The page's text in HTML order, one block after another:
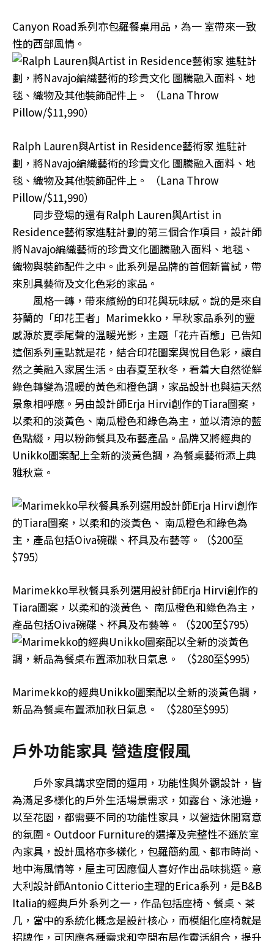
Canyon Road系列亦包羅餐桌用品，為一 室帶來一致
性的西部風情。
Ralph Lauren與Artist in Residence藝術家 進駐計
劃，將Navajo編織藝術的珍貴文化 圖騰融入面料、地
毯、織物及其他裝飾配件上。 （Lana Throw
Pillow/$11,990）
同步登場的還有Ralph Lauren與Artist in
Residence藝術家進駐計劃的第三個合作項目，設計師
將Navajo編織藝術的珍貴文化圖騰融入面料、地毯、
織物與裝飾配件之中。此系列是品牌的首個新嘗試，帶
來別具藝術及文化色彩的家品。
風格一轉，帶來繽紛的印花與玩味感。說的是來自
芬蘭的「印花王者」Marimekko，早秋家品系列的靈
感源於夏季尾聲的溫暖光影，主題「花卉百態」已告知
這個系列重點就是花，結合印花圖案與悅目色彩，讓自
然之美融入家居生活。由春夏至秋冬，看着大自然從鮮
綠色轉變為溫暖的黃色和橙色調，家品設計也與這天然
景象相呼應。另由設計師Erja Hirvi創作的Tiara圖案，
以柔和的淡黃色、南瓜橙色和綠色為主，並以清涼的藍
色點綴，用以粉飾餐具及布藝產品。品牌又將經典的
Unikko圖案配上全新的淡黃色調，為餐桌藝術添上典
雅秋意。
Marimekko早秋餐具系列選用設計師Erja Hirvi創作的
Tiara圖案，以柔和的淡黃色、 南瓜橙色和綠色為主，
產品包括Oiva碗碟、杯具及布藝等。（$200至$795）
Marimekko的經典Unikko圖案配以全新的淡黃色調，
新品為餐桌布置添加秋日氣息。 （$280至$995）
戶外功能家具 營造度假風
戶外家具講求空間的運用，功能性與外觀設計，皆
為滿足多樣化的戶外生活場景需求，如露台、泳池邊，
以至花園，都需要不同的功能性家具，以營造休閒寫意
的氛圍。Outdoor Furniture的選擇及完整性不遜於室
內家具，設計風格亦多樣化，包羅簡約風、都市時尚、
地中海風情等，屋主可因應個人喜好作出品味挑選。意
大利設計師Antonio Citterio主理的Erica系列，是B&B
Italia的經典戶外系列之一，作品包括座椅、餐桌、茶
几，當中的系統化概念是設計核心，而模組化座椅就是
招牌作，可因應各種需求和空間布局作靈活組合，提升